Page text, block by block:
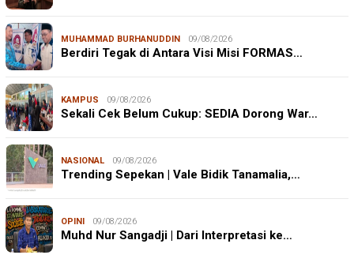
MUHAMMAD BURHANUDDIN 09/08/2026
Berdiri Tegak di Antara Visi Misi FORMAS…
KAMPUS 09/08/2026
Sekali Cek Belum Cukup: SEDIA Dorong War…
NASIONAL 09/08/2026
Trending Sepekan | Vale Bidik Tanamalia,…
OPINI 09/08/2026
Muhd Nur Sangadji | Dari Interpretasi ke…